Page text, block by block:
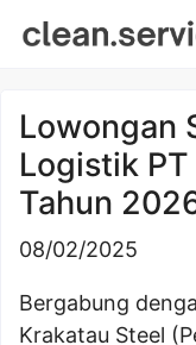
Lowongan
Logistik
Tahun
08/02/2025
Bergabung
Krakatau Steel